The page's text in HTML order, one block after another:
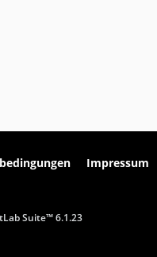
Impressum
Suite™ 6.1.23